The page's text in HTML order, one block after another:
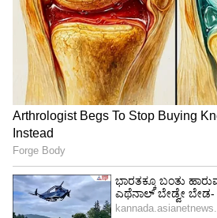
4
6
Image Credit :Asianet News
ಕನ್ಯಾ ರಾಶಿ